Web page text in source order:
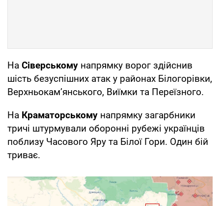
На Сіверському напрямку ворог здійснив
шість безуспішних атак у районах Білогорівки,
Верхньокам’янського, Виїмки та Переїзного.
На Краматорському напрямку загарбники
тричі штурмували оборонні рубежі українців
поблизу Часового Яру та Білої Гори. Один бій
триває.